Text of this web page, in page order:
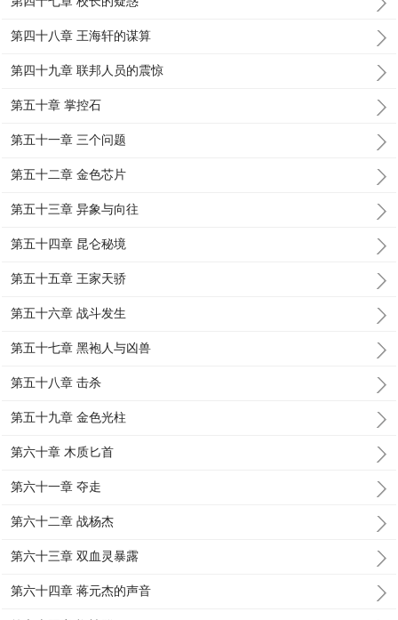
第四十八章 王海轩的谋算
第四十九章 联邦人员的震惊
第五十章 掌控石
第五十一章 三个问题
第五十二章 金色芯片
第五十三章 异象与向往
第五十四章 昆仑秘境
第五十五章 王家天骄
第五十六章 战斗发生
第五十七章 黑袍人与凶兽
第五十八章 击杀
第五十九章 金色光柱
第六十章 木质匕首
第六十一章 夺走
第六十二章 战杨杰
第六十三章 双血灵暴露
第六十四章 蒋元杰的声音